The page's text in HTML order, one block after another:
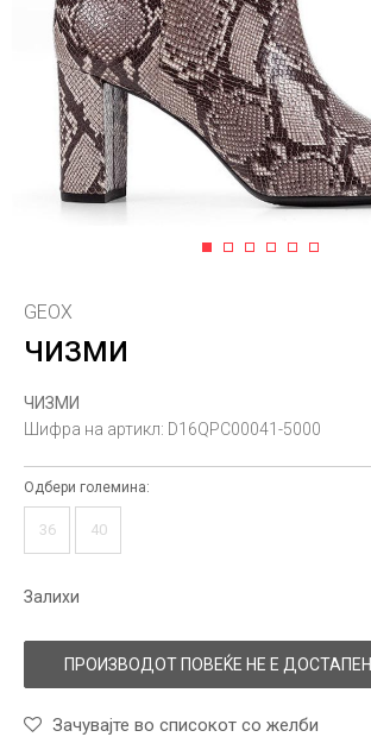
1 2 3 4 5 6
GEOX
ЧИЗМИ
ЧИЗМИ
Шифра на артикл: D16QPC00041-5000
Одбери големина:
36 40
Залихи
ПРОИЗВОДОТ ПОВЕЌЕ НЕ Е ДОСТАПЕН
Зачувајте во списокот со желби